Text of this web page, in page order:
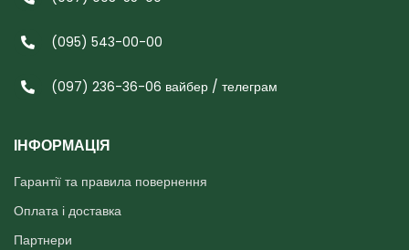
(095) 543-00-00
(097) 236-36-06 вайбер / телеграм
ІНФОРМАЦІЯ
Гарантії та правила повернення
Оплата і доставка
Партнери